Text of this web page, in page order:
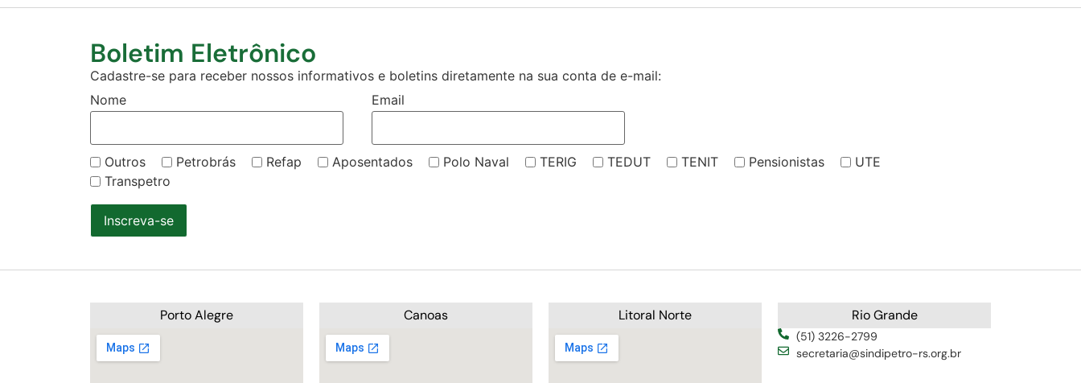
Boletim Eletrônico
Cadastre-se para receber nossos informativos e boletins diretamente na sua conta de e-mail:
Nome
Email
Outros Petrobrás Refap Aposentados Polo Naval TERIG TEDUT TENIT Pensionistas
UTE
Transpetro
Inscreva-se
Porto Alegre Canoas Litoral Norte Rio Grande
(51) 3226-2799
secretaria@sindipetro-rs.org.br